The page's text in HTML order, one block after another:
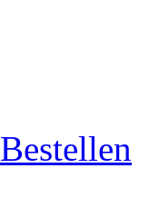
Bestellen